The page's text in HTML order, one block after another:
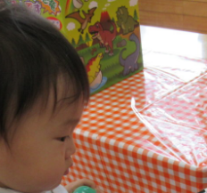
1日のスケジュール
年間行事
施設の紹介